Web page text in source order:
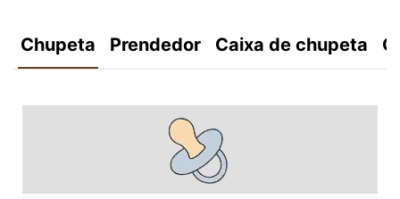
Chupeta Prendedor Caixa de chupeta